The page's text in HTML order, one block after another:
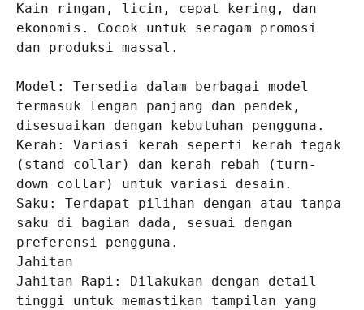
Kain ringan, licin, cepat kering, dan
ekonomis. Cocok untuk seragam promosi
dan produksi massal.
Model: Tersedia dalam berbagai model
termasuk lengan panjang dan pendek,
disesuaikan dengan kebutuhan pengguna.
Kerah: Variasi kerah seperti kerah tegak
(stand collar) dan kerah rebah (turn-
down collar) untuk variasi desain.
Saku: Terdapat pilihan dengan atau tanpa
saku di bagian dada, sesuai dengan
preferensi pengguna.
Jahitan
Jahitan Rapi: Dilakukan dengan detail
tinggi untuk memastikan tampilan yang